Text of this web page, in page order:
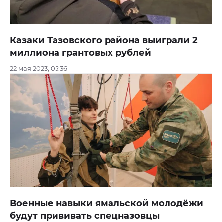
Казаки Тазовского района выиграли 2
миллиона грантовых рублей
22 мая 2023, 05:36
Военные навыки ямальской молодёжи
будут прививать спецназовцы